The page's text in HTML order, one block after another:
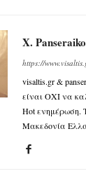
X.
https://
visaltis.gr &
είναι ΟΧΙ να
Hot ενημέρωση.
Μακεδονία